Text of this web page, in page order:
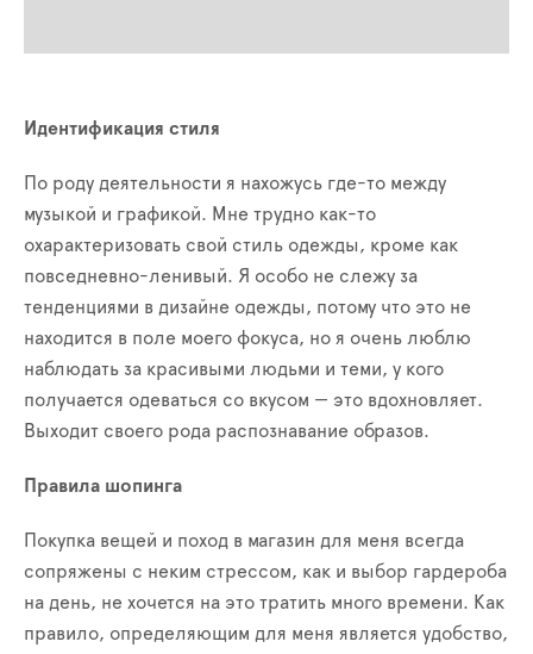
Идентификация стиля
По роду деятельности я нахожусь где-то между
музыкой и графикой. Мне трудно как-то
охарактеризовать свой стиль одежды, кроме как
повседневно-ленивый. Я особо не слежу за
тенденциями в дизайне одежды, потому что это не
находится в поле моего фокуса, но я очень люблю
наблюдать за красивыми людьми и теми, у кого
получается одеваться со вкусом — это вдохновляет.
Выходит своего рода распознавание образов.
Правила шопинга
Покупка вещей и поход в магазин для меня всегда
сопряжены с неким стрессом, как и выбор гардероба
на день, не хочется на это тратить много времени. Как
правило, определяющим для меня является удобство,